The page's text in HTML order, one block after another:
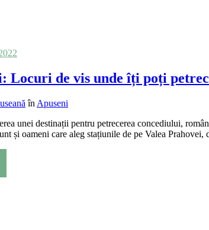
Locuri de vis unde îți poți
în Apuseni
unei destinații pentru petrecerea concediului,
și oameni care aleg stațiunile de pe Valea